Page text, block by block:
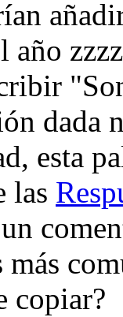
año
dada
esta
las
copiar?